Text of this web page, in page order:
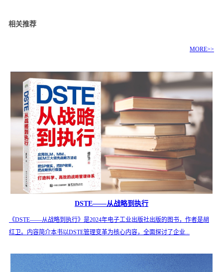
相关推荐
MORE>>
DSTE——从战略到执行
《DSTE——从战略到执行》是2024年电子工业出版社出版的图书，作者是胡
红卫。内容简介本书以DSTE管理变革为核心内容，全面探讨了企业...